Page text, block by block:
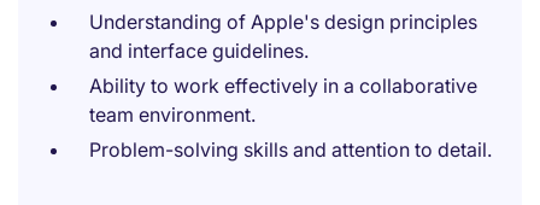
Understanding of Apple's design principles
and interface guidelines.
Ability to work effectively in a collaborative
team environment.
Problem-solving skills and attention to detail.